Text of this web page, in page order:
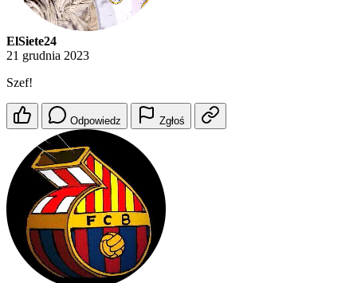
ElSiete24
21 grudnia 2023
Szef!
Odpowiedz Zgłoś